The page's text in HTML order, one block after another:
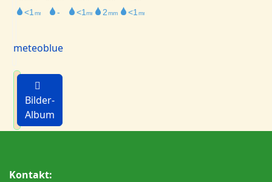
meteoblue
Bilder-
Album
Kontakt: